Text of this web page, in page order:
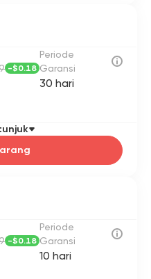
Periode
Garansi
30 hari
-$0.18
Periode
Garansi
10 hari
-$0.18